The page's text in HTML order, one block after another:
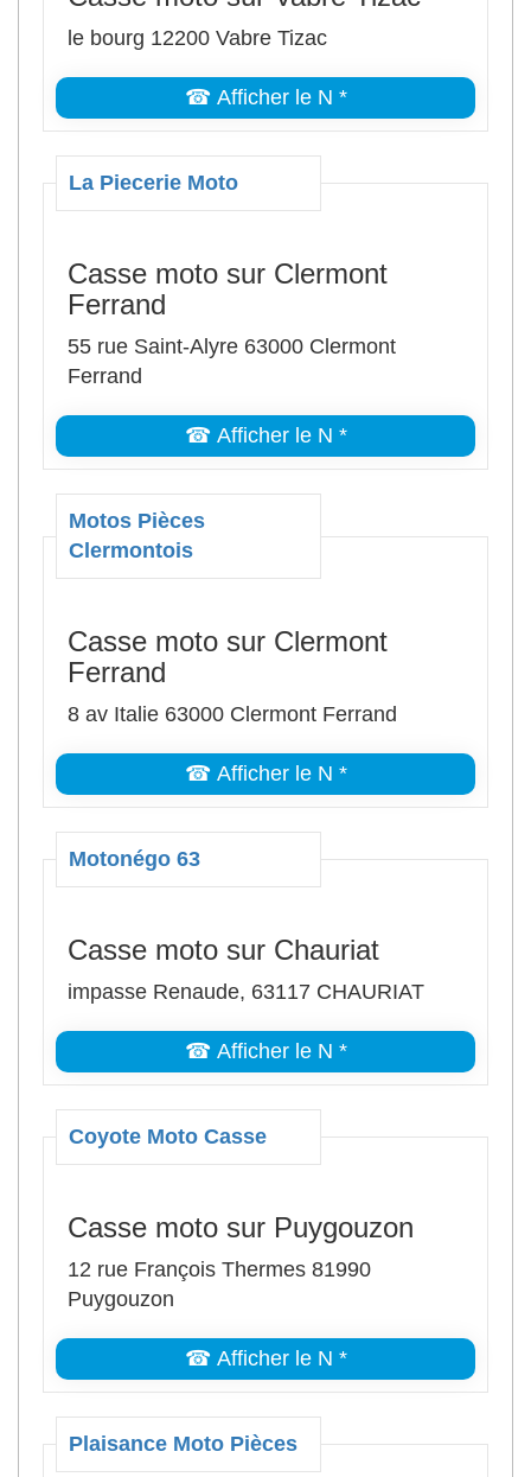
le bourg 12200 Vabre Tizac
☎ Afficher le N *
La Piecerie Moto
Casse moto sur Clermont
Ferrand
55 rue Saint-Alyre 63000 Clermont
Ferrand
☎ Afficher le N *
Motos Pièces
Clermontois
Casse moto sur Clermont
Ferrand
8 av Italie 63000 Clermont Ferrand
☎ Afficher le N *
Motonégo 63
Casse moto sur Chauriat
impasse Renaude, 63117 CHAURIAT
☎ Afficher le N *
Coyote Moto Casse
Casse moto sur Puygouzon
12 rue François Thermes 81990
Puygouzon
☎ Afficher le N *
Plaisance Moto Pièces